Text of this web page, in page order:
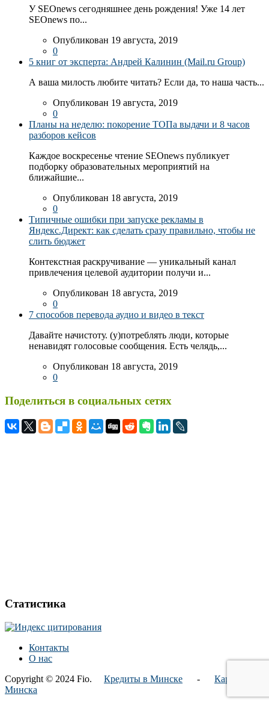
У SEOnews сегодняшнее день рождения! Уже 14 лет
SEOnews по...
Опубликован 19 августа, 2019
0
5 книг от эксперта: Андрей Калинин (Mail.ru Group)
А ваша милость любите читать? Если да, то наша часть...
Опубликован 19 августа, 2019
0
Планы на неделю: покорение ТОПа выдачи и 8 часов
разборов кейсов
Каждое воскресенье чтение SEOnews публикует
подборку образовательных мероприятий на
ближайшие...
Опубликован 18 августа, 2019
0
Типичные ошибки при запуске рекламы в
Яндекс.Директ: как сделать сразу правильно, чтобы не
слить бюджет
Контекстная раскручивание — уникальный канал
привлечения целевой аудитории получи и...
Опубликован 18 августа, 2019
0
7 способов перевода аудио и видео в текст
Давайте начистоту. (у)потреблять люди, которые
ненавидят голосовые сообщения. Есть челядь,...
Опубликован 18 августа, 2019
0
Поделиться в социальных сетях
Статистика
Контакты
О нас
Copyright © 2024 Fio. Кредиты в Минске - Карта
Минска